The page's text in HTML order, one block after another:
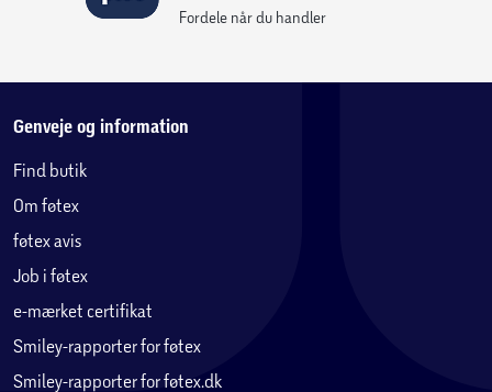
Fordele når du handler
Genveje og information
Find butik
Om føtex
føtex avis
Job i føtex
e-mærket certifikat
Smiley-rapporter for føtex
Smiley-rapporter for føtex.dk